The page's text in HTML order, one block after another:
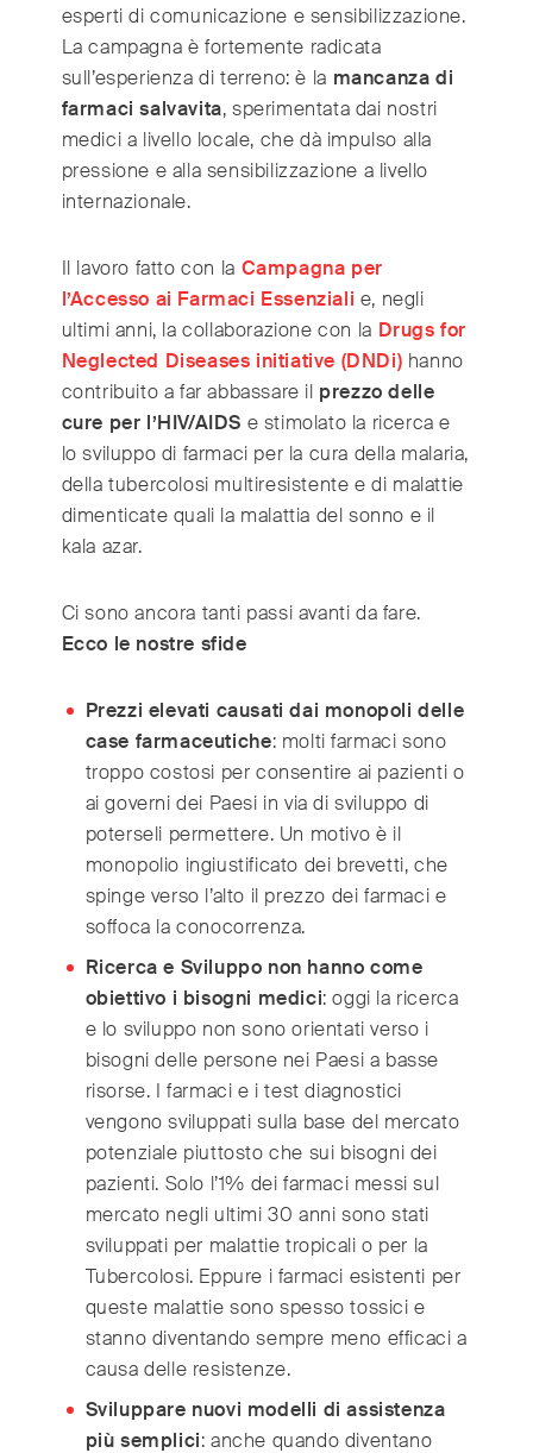
esperti di comunicazione e sensibilizzazione.
La campagna è fortemente radicata
sull’esperienza di terreno: è la mancanza di
farmaci salvavita, sperimentata dai nostri
medici a livello locale, che dà impulso alla
pressione e alla sensibilizzazione a livello
internazionale.
Il lavoro fatto con la Campagna per
l’Accesso ai Farmaci Essenziali e, negli
ultimi anni, la collaborazione con la Drugs for
Neglected Diseases initiative (DNDi) hanno
contribuito a far abbassare il prezzo delle
cure per l’HIV/AIDS e stimolato la ricerca e
lo sviluppo di farmaci per la cura della malaria,
della tubercolosi multiresistente e di malattie
dimenticate quali la malattia del sonno e il
kala azar.
Ci sono ancora tanti passi avanti da fare.
Ecco le nostre sfide
Prezzi elevati causati dai monopoli delle
case farmaceutiche: molti farmaci sono
troppo costosi per consentire ai pazienti o
ai governi dei Paesi in via di sviluppo di
poterseli permettere. Un motivo è il
monopolio ingiustificato dei brevetti, che
spinge verso l’alto il prezzo dei farmaci e
soffoca la conocorrenza.
Ricerca e Sviluppo non hanno come
obiettivo i bisogni medici: oggi la ricerca
e lo sviluppo non sono orientati verso i
bisogni delle persone nei Paesi a basse
risorse. I farmaci e i test diagnostici
vengono sviluppati sulla base del mercato
potenziale piuttosto che sui bisogni dei
pazienti. Solo l’1% dei farmaci messi sul
mercato negli ultimi 30 anni sono stati
sviluppati per malattie tropicali o per la
Tubercolosi. Eppure i farmaci esistenti per
queste malattie sono spesso tossici e
stanno diventando sempre meno efficaci a
causa delle resistenze.
Sviluppare nuovi modelli di assistenza
più semplici: anche quando diventano
Mexico (Español)
Myanmar (English/ မြန်မာစာ)
Netherlands (Nederlands)
Norway (Norsk)
South Africa
South Korea (한국어)
Spain (Español)
Sweden (Svenska)
Switzerland (Deutsch/Français)
Turkey (Türkiye)
United Kingdom (English)
United Arab Emirates (English/العربية)
United States (English)